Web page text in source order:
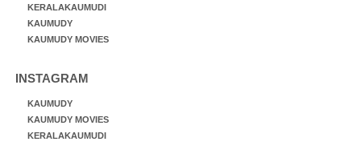
KERALAKAUMUDI
KAUMUDY
KAUMUDY MOVIES
INSTAGRAM
KAUMUDY
KAUMUDY MOVIES
KERALAKAUMUDI